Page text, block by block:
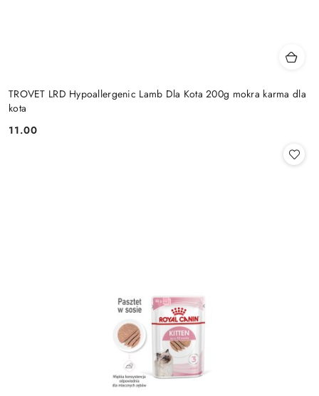
TROVET LRD Hypoallergenic Lamb Dla Kota 200g mokra karma dla
kota
Cena:
11.00